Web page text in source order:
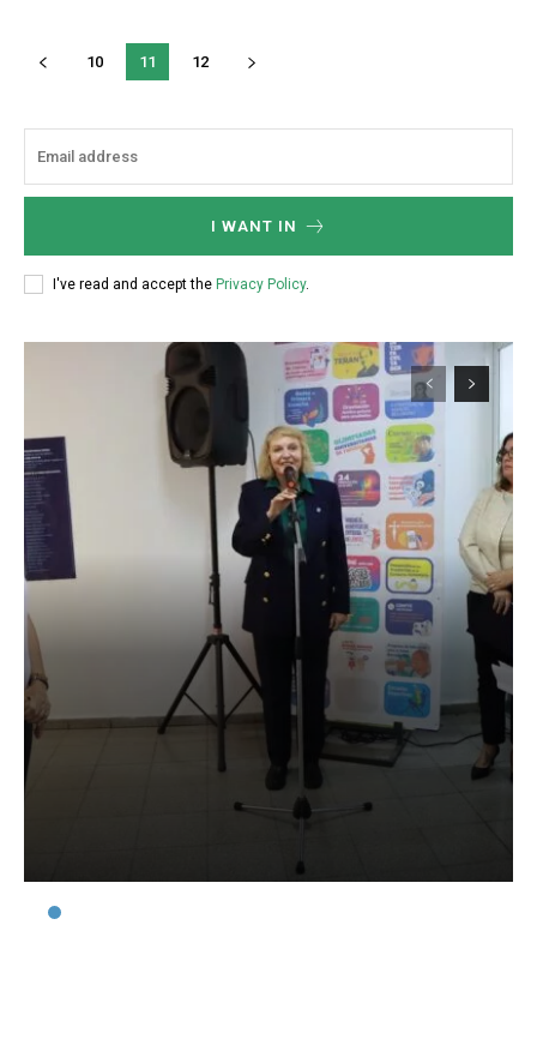
10 11 12
I WANT IN
I've read and accept the Privacy Policy.